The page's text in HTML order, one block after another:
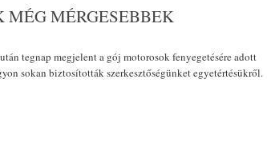
MÉG MÉRGESEBBEK
tegnap megjelent a gój motorosok fenyegetésére adott
sokan biztosították szerkesztőségünket egyetértésükről.